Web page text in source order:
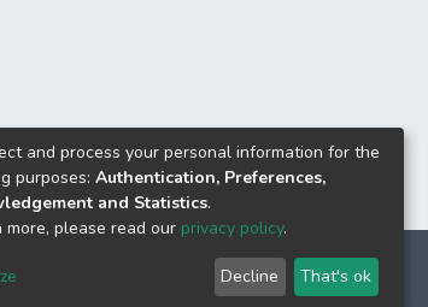
Nacional.
and process your personal information for the
purposes: Authentication, Preferences,
and Statistics.
more, please read our privacy policy.
Decline That's ok